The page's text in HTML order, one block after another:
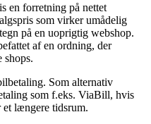
en forretning på nettet
som virker umådelig
på en uoprigtig webshop.
af en ordning, der
shops.
Som alternativ
som f.eks. ViaBill, hvis
et længere tidsrum.